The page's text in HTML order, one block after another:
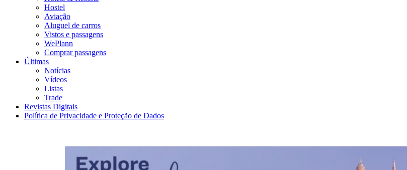
Hostel
Aviação
Aluguel de carros
Vistos e passagens
WePlann
Comprar passagens
Últimas
Notícias
Vídeos
Listas
Trade
Revistas Digitais
Política de Privacidade e Proteção de Dados